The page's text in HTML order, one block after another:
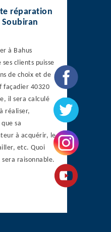
réparation
à Bahus
clients puisse
de choix et de
façadier 40320
il sera calculé
réaliser,
sa
à acquérir, le
etc. Quoi
raisonnable.